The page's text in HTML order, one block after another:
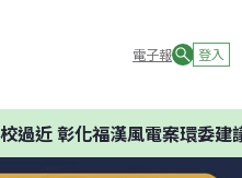
電子報 登入
漢風電案環委建議不應開發